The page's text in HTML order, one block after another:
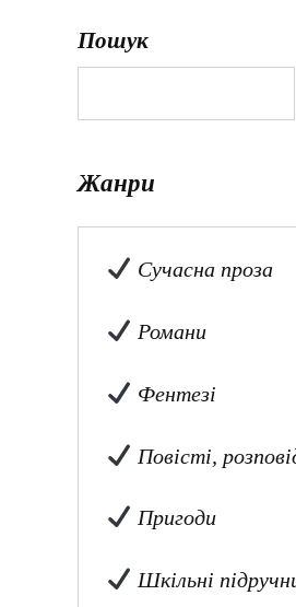
Пошук
Жанри
Сучасна проза
Романи
Фентезі
Повісті,
Пригоди
Шкільні